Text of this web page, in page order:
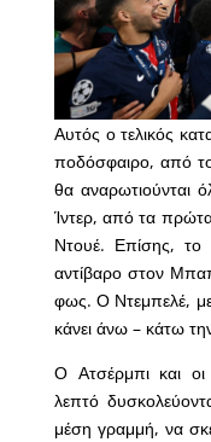
Αυτός ο τελικός
ποδόσφαιρο, από το
θα αναρωτιούνται
Ίντερ, από τα
Ντουέ. Επίσης, το
αντίβαρο στον
φως. Ο Ντεμπελέ,
κάνει άνω – κάτω
Ο Ατσέρμπι και οι
λεπτό
μέση γραμμή, να